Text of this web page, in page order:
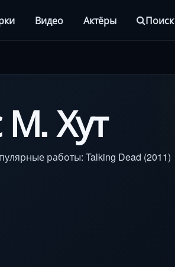
Видео Актёры Поиск
Хут
работы: Talking Dead (2011)